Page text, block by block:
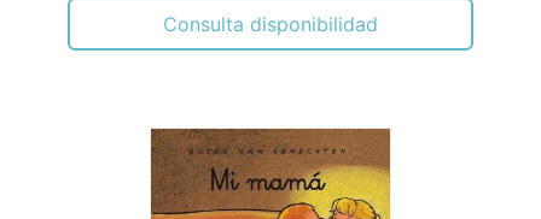
Consulta disponibilidad